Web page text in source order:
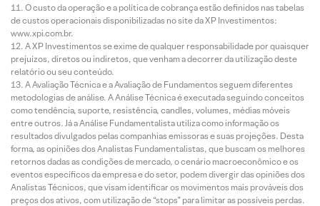
O custo da operação e a política de cobrança estão definidos nas tabelas
de custos operacionais disponibilizadas no site da XP Investimentos:
www.xpi.com.br.
A XP Investimentos se exime de qualquer responsabilidade por quaisquer
prejuízos, diretos ou indiretos, que venham a decorrer da utilização deste
relatório ou seu conteúdo.
A Avaliação Técnica e a Avaliação de Fundamentos seguem diferentes
metodologias de análise. A Análise Técnica é executada seguindo conceitos
como tendência, suporte, resistência, candles, volumes, médias móveis
entre outros. Já a Análise Fundamentalista utiliza como informação os
resultados divulgados pelas companhias emissoras e suas projeções. Desta
forma, as opiniões dos Analistas Fundamentalistas, que buscam os melhores
retornos dadas as condições de mercado, o cenário macroeconômico e os
eventos específicos da empresa e do setor, podem divergir das opiniões dos
Analistas Técnicos, que visam identificar os movimentos mais prováveis dos
preços dos ativos, com utilização de “stops” para limitar as possíveis perdas.